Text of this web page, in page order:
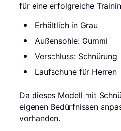
für eine erfolgreiche
Erhältlich in Grau
Außensohle: Gummi
Verschluss: Schnürung
Laufschuhe für Herren
Da dieses Modell mit
eigenen Bedürfnissen
vorhanden.